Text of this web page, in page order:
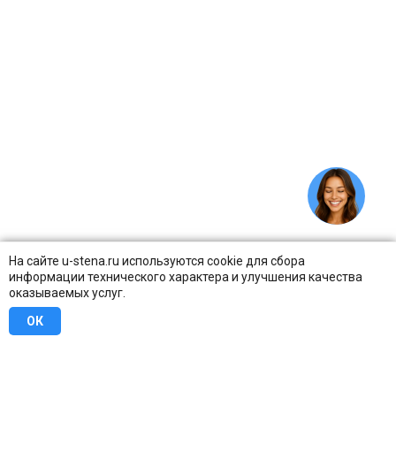
На сайте u-stena.ru используются cookie для сбора
информации технического характера и улучшения качества
оказываемых услуг.
ОК